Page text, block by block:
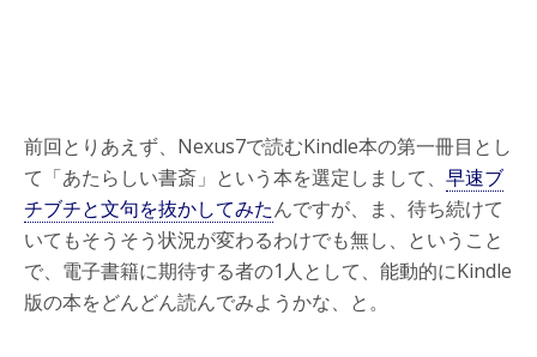
前回とりあえず、Nexus7で読むKindle本の第一冊目とし
て「あたらしい書斎」という本を選定しまして、 早速ブ
チブチと文句を抜かしてみたんですが、ま、待ち続けて
いてもそうそう状況が変わるわけでも無し、ということ
で、電子書籍に期待する者の1人として、能動的にKindle
版の本をどんどん読んでみようかな、と。